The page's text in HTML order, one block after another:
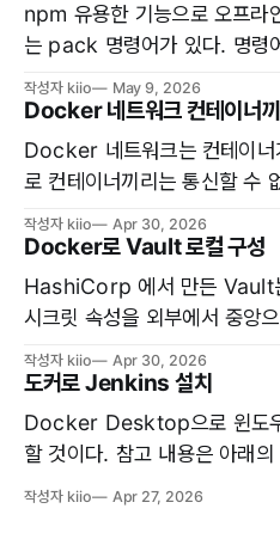
npm 유용한 기능으로 오프라
는 pack
작성자 kiio May 9, 2026
Docker 네트워크 컨테이너끼
Docker 네트워크는 컨테이너
로 컨테이너끼리는 통신할 수
면 ...
작성자 kiio Apr 30, 2026
Docker로 Vault 로컬 구성
HashiCorp 에서 만든 Vault
시크릿 속성을 외부에서 중앙
작성자 kiio Apr 30, 2026
도커로 Jenkins 설치
Docker Desktop으로 윈도
할 것이다. 참고 내용은
작성자 kiio Apr 27, 2026